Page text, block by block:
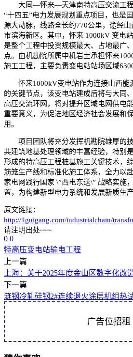
大同—怀来—天津南特高压交流工
“十四五”电力发展规划重点项目，也是
源大动脉，线路全长约770公里，途经
市滨海新区。其中，怀来 1000kV 变电
是整个工程中投资规模最大、占地最广
点。由机勘院所属中机岩土承担怀来
施工工程，主要负责变电站站场区域
怀来1000kV变电站作为连接山西能
的关键节点，该变电站建成后将与大同
高压交流环网，将对提升区域电网供电
重要意义，为促进地区经济社会发展和
用。
项目团队将充分发挥机勘院雄厚的
共建筑地基处理领域的丰富经验，特别
形成的特高压工程桩基施工关键技术，
筋笼生产线和标准化施工体系，全力以
家电网践行国家 \”西电东送\” 战略实施
置，为构建新型电力系统和发展新质生
原文链接：
http://1guigang.com/industrialchain/
请注明出处~~~
0 0
特高压变电站输电工程
上一篇
上海：关于2025年度金山区数字化改
下一篇
涟钢冷轧硅钢2#连续退火涂层机组热
广告位招租